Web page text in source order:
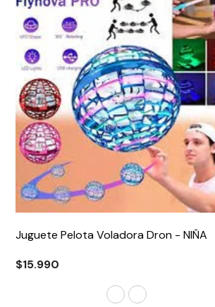
Juguete Pelota Voladora Dron - NIÑA
$15.990